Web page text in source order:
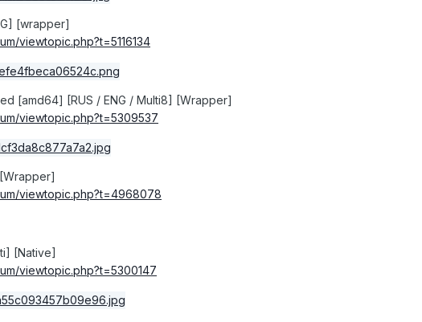
[wrapper]
/viewtopic.php?t=5116134
[amd64] [RUS / ENG / Multi8] [Wrapper]
/viewtopic.php?t=5309537
/viewtopic.php?t=4968078
[Native]
/viewtopic.php?t=5300147